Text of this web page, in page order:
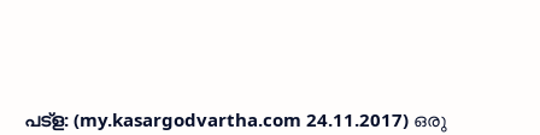
പട്‌ള: (my.kasargodvartha.com 24.11.2017) ഒരു